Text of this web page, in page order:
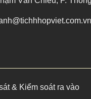
& Kiểm soát ra vào